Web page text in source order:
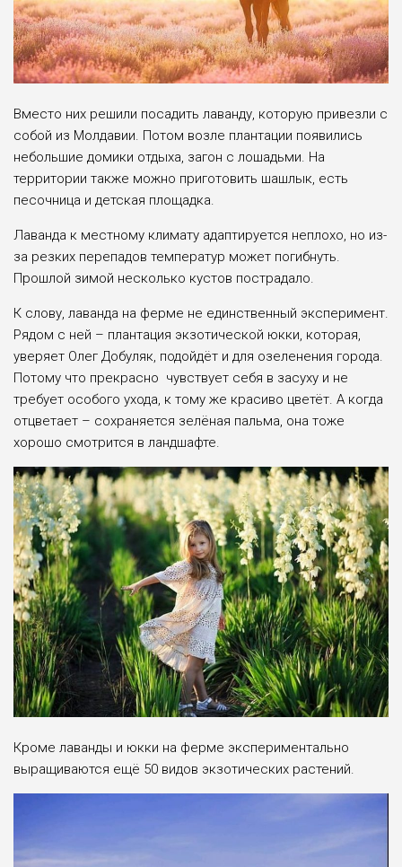
Вместо них решили посадить лаванду, которую привезли с
собой из Молдавии. Потом возле плантации появились
небольшие домики отдыха, загон с лошадьми. На
территории также можно приготовить шашлык, есть
песочница и детская площадка.
Лаванда к местному климату адаптируется неплохо, но из-
за резких перепадов температур может погибнуть.
Прошлой зимой несколько кустов пострадало.
К слову, лаванда на ферме не единственный эксперимент.
Рядом с ней – плантация экзотической юкки, которая,
уверяет Олег Добуляк, подойдёт и для озеленения города.
Потому что прекрасно чувствует себя в засуху и не
требует особого ухода, к тому же красиво цветёт. А когда
отцветает – сохраняется зелёная пальма, она тоже
хорошо смотрится в ландшафте.
Кроме лаванды и юкки на ферме экспериментально
выращиваются ещё 50 видов экзотических растений.